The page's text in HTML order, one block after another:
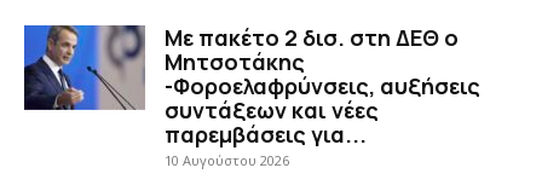
Με πακέτο 2 δισ. στη ΔΕΘ ο
Μητσοτάκης
-Φοροελαφρύνσεις, αυξήσεις
συντάξεων και νέες
παρεμβάσεις για...
10 Αυγούστου 2026